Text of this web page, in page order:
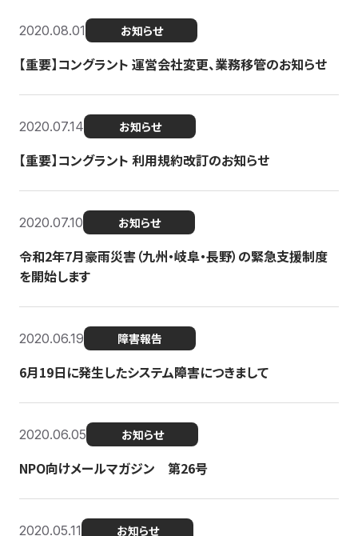
2020.08.01 お知らせ
【重要】コングラント 運営会社変更、業務移管のお知らせ
2020.07.14 お知らせ
【重要】コングラント 利用規約改訂のお知らせ
2020.07.10 お知らせ
令和2年7月豪雨災害（九州・岐阜・長野）の緊急支援制度
を開始します
2020.06.19 障害報告
6月19日に発生したシステム障害につきまして
2020.06.05 お知らせ
NPO向けメールマガジン 第26号
2020.05.11 お知らせ